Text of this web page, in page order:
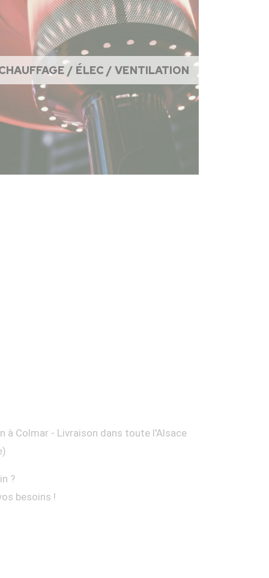
/ ÉLEC / VENTILATION
à Colmar - Livraison dans toute l'Alsace
?
besoins !